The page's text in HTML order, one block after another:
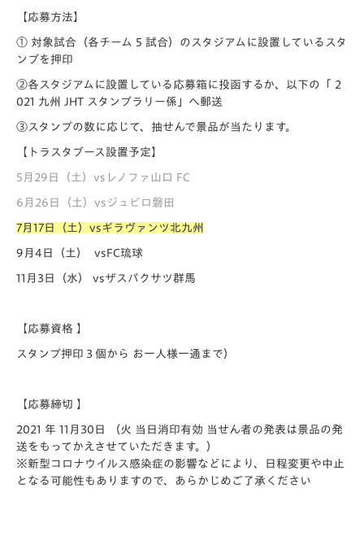
【応募方法】
① 対象試合（各チーム 5 試合）のスタジアムに設置しているスタ
ンプを押印
②各スタジアムに設置している応募箱に投函するか、以下の「 2
021 九州 JHT スタンプラリー係」へ郵送
③スタンプの数に応じて、抽せんで景品が当たります。
【トラスタブース設置予定】
5月29日（土）vsレノファ山口 FC
6月26日（土）vsジュビロ磐田
7月17日（土）vsギラヴァンツ北九州
9月4日（土） vsFC琉球
11月3日（水） vsザスパクサツ群馬
【応募資格 】
スタンプ押印３個から お一人様一通まで）
【応募締切 】
2021 年 11月30日 （火 当日消印有効 当せん者の発表は景品の発
送をもってかえさせていただきます。）
※新型コロナウイルス感染症の影響などにより、日程変更や中止
となる可能性もありますので、あらかじめご了承ください